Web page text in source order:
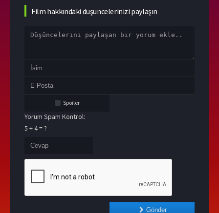
Film hakkındaki düşüncelerinizi paylaşın
Spoiler
Yorum Spam Kontrol:
5 + 4 = ?
Gönder